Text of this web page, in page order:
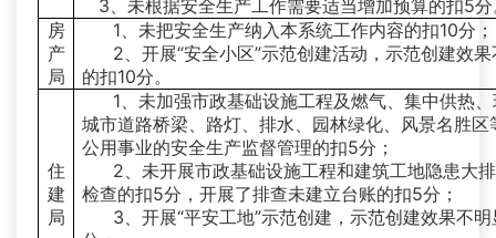
3、未根据安全生产工作需要适当增加预算的扣5
房
产
局
1、未把安全生产纳入本系统工作内容的扣10分；
2、开展“安全小区”示范创建活动，示范创建效
的扣10分。
住
建
局
1、未加强市政基础设施工程及燃气、集中供热
城市道路桥梁、路灯、排水、园林绿化、风景名胜区
公用事业的安全生产监督管理的扣5分；
2、未开展市政基础设施工程和建筑工地隐患大
检查的扣5分，开展了排查未建立台账的扣5分；
3、开展“平安工地”示范创建，示范创建效果不